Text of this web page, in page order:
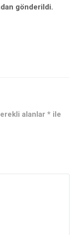
gönderildi.
alanlar * ile